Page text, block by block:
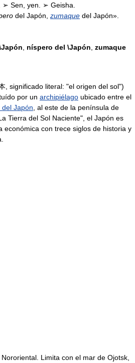
Sen, yen. ➢ Geisha.
del Japón, zumaque del Japón».
níspero del \Japón zumaque
, significado literal: "el origen del sol")
por un archipiélago ubicado entre el
del Japón , al este de la península de
Tierra del Sol Naciente", el Japón es
económica con trece siglos de historia y
Limita con el mar de Ojotsk,